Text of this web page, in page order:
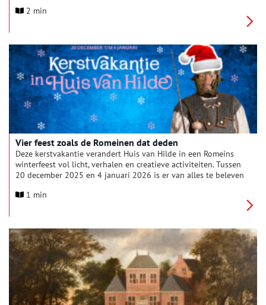
sportieve dag in het Oer-IJ landschap voor wandelaars, fietsers
2 min
Vier feest zoals de Romeinen dat deden
Deze kerstvakantie verandert Huis van Hilde in een Romeins
winterfeest vol licht, verhalen en creatieve activiteiten. Tussen
20 december 2025 en 4 januari 2026 is er van alles te beleven
1 min